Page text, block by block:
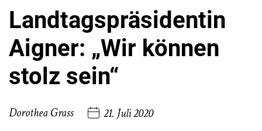
Landtagspräsidentin
Aigner: „Wir können
stolz sein“
Dorothea Grass 21. Juli 2020